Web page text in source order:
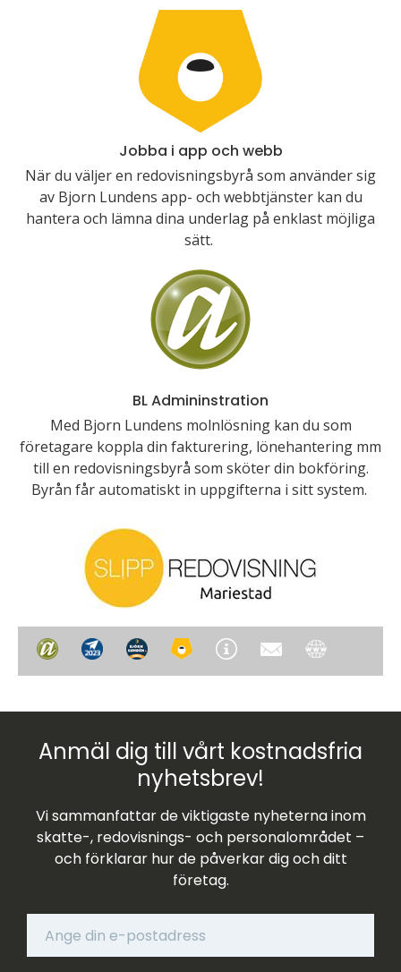
Jobba i app och webb
När du väljer en redovisningsbyrå som använder sig
av Bjorn Lundens app- och webbtjänster kan du
hantera och lämna dina underlag på enklast möjliga
sätt.
BL Admininstration
Med Bjorn Lundens molnlösning kan du som
företagare koppla din fakturering, lönehantering mm
till en redovisningsbyrå som sköter din bokföring.
Byrån får automatiskt in uppgifterna i sitt system.
Anmäl dig till vårt kostnadsfria
nyhetsbrev!
Vi sammanfattar de viktigaste nyheterna inom
skatte-, redovisnings- och personalområdet –
och förklarar hur de påverkar dig och ditt
företag.